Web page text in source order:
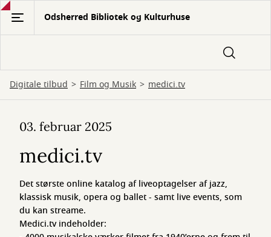
Gå
hovedindhold
Odsherred Bibliotek og Kulturhuse
Digitale tilbud Film og Musik medici.tv
03. februar 2025
medici.tv
Det største online katalog af liveoptagelser af jazz,
klassisk musik, opera og ballet - samt live events, som
du kan streame.
Medici.tv indeholder: